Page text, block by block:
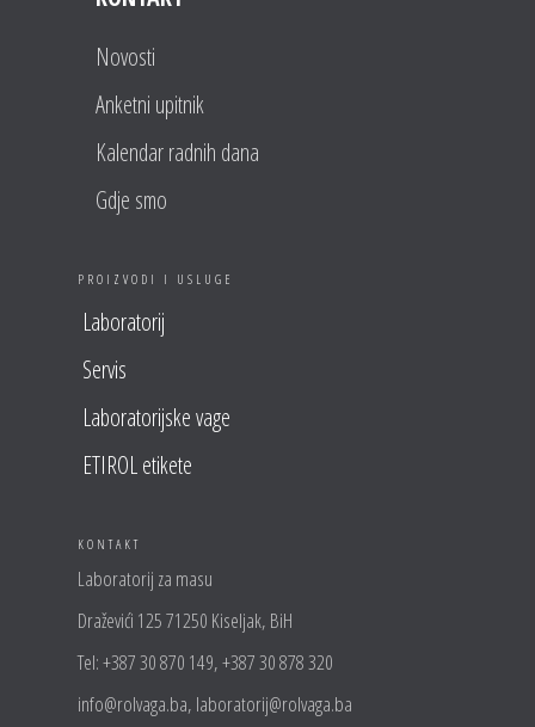
Novosti
Anketni upitnik
Kalendar radnih dana
Gdje smo
PROIZVODI I USLUGE
Laboratorij
Servis
Laboratorijske vage
ETIROL etikete
KONTAKT
Laboratorij za masu
Draževići 125 71250 Kiseljak, BiH
Tel: +387 30 870 149, +387 30 878 320
info@rolvaga.ba, laboratorij@rolvaga.ba